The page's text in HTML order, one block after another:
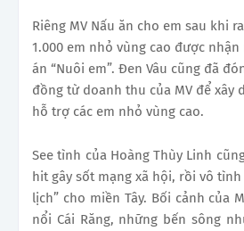
Riêng MV Nấu ăn cho em sau khi
1.000 em nhỏ vùng cao được
án “Nuôi em”. Đen Vâu cũng đã
đồng từ doanh thu của MV để xây
hỗ trợ các em nhỏ vùng cao.
See tình của Hoàng Thùy Linh
hit gây sốt mạng xã hội, rồi vô
lịch” cho miền Tây. Bối cảnh của
nổi Cái Răng, những bến sông